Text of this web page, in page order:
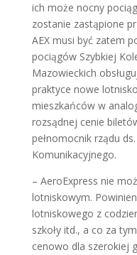
ich może nocny
zostanie zastąpione
AEX musi być zatem
pociągów Szybkiej
Mazowieckich
praktyce nowe
mieszkańców w
rozsądnej cenie
pełnomocnik rządu
Komunikacyjnego.
– AeroExpress nie
lotniskowym.
lotniskowego z
szkoły itd., a co za
cenowo dla szerokiej